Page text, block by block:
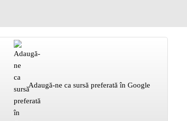
Adaugă-ne ca sursă preferată în Google